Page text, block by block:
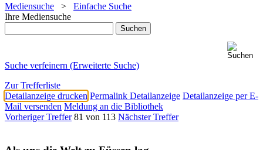
Mediensuche > Einfache Suche
Ihre Mediensuche
Suche verfeinern (Erweiterte Suche)
Zur Trefferliste
Detailanzeige drucken Permalink Detailanzeige Detailanzeige per E-
Mail versenden Meldung an die Bibliothek
Vorheriger Treffer 81 von 113 Nächster Treffer